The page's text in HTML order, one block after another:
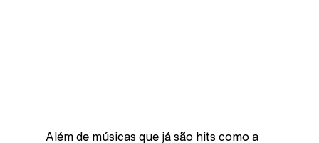
Além de músicas que já são hits como a